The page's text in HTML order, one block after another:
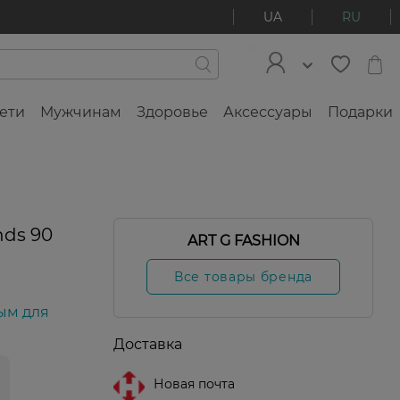
UA RU
Мужчинам Здоровье Аксессуары Подарки
90
для
ART G FASHION
Все товары бренда
Доставка
Новая почта